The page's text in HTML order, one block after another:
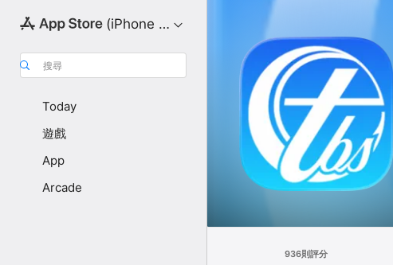
(iPhone 版)
搜尋
Today
遊戲
App
Arcade
936則評分